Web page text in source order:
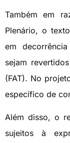
Também em
Plenário, o
em
sejam
(FAT). No
específico de
Além disso, o
sujeitos à